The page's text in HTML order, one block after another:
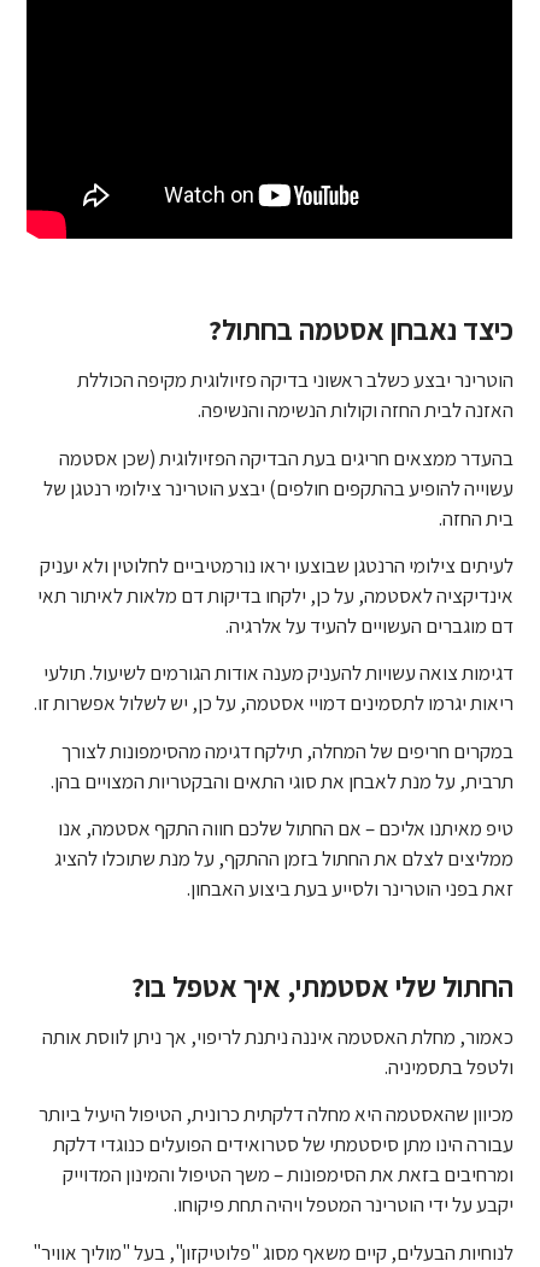
כיצד נאבחן אסטמה בחתול?
הוטרינר יבצע כשלב ראשוני בדיקה פזיולוגית מקיפה הכוללת
האזנה לבית החזה וקולות הנשימה והנשיפה.
בהעדר ממצאים חריגים בעת הבדיקה הפזיולוגית (שכן אסטמה
עשוייה להופיע בהתקפים חולפים) יבצע הוטרינר צילומי רנטגן של
בית החזה.
לעיתים צילומי הרנטגן שבוצעו יראו נורמטיביים לחלוטין ולא יעניק
אינדיקציה לאסטמה, על כן, ילקחו בדיקות דם מלאות לאיתור תאי
דם מוגברים העשויים להעיד על אלרגיה.
דגימות צואה עשויות להעניק מענה אודות הגורמים לשיעול. תולעי
ריאות יגרמו לתסמינים דמויי אסטמה, על כן, יש לשלול אפשרות זו.
במקרים חריפים של המחלה, תילקח דגימה מהסימפונות לצורך
תרבית, על מנת לאבחן את סוגי התאים והבקטריות המצויים בהן.
טיפ מאיתנו אליכם – אם החתול שלכם חווה התקף אסטמה, אנו
ממליצים לצלם את החתול בזמן ההתקף, על מנת שתוכלו להציג
זאת בפני הוטרינר ולסייע בעת ביצוע האבחון.
החתול שלי אסטמתי, איך אטפל בו?
כאמור, מחלת האסטמה איננה ניתנת לריפוי, אך ניתן לווסת אותה
ולטפל בתסמיניה.
מכיוון שהאסטמה היא מחלה דלקתית כרונית, הטיפול היעיל ביותר
עבורה הינו מתן סיסטמתי של סטרואידים הפועלים כנוגדי דלקת
ומרחיבים בזאת את הסימפונות – משך הטיפול והמינון המדוייק
יקבע על ידי הוטרינר המטפל ויהיה תחת פיקוחו.
לנוחיות הבעלים, קיים משאף מסוג "פלוטיקזון", בעל "מוליך אוויר"